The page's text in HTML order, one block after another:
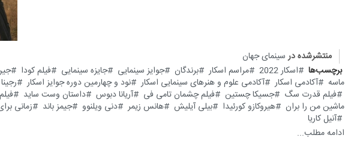
منتشرشده در سینمای جهان
برچسب‌ها
اسکار 2022 مراسم اسکار برندگان جوایز سینمایی جایزه سینمایی فیلم کودا
ماسه
آکادمی اسکار آکادمی علوم و هنر‌های سینمایی اسکار نود و چهارمین دوره جوایز اسکار
فیلم قدرت سگ
جسیکا چستین فیلم چشمان تامی فی آریانا دبوس داستان وست ساید
ماشین من را بران
هیروکازو کورئیدا بیلی آیلیش هانس زیمر دنی ویلنوو جیمز باند زمانی
آنیل کاریا
ادامه مطلب...